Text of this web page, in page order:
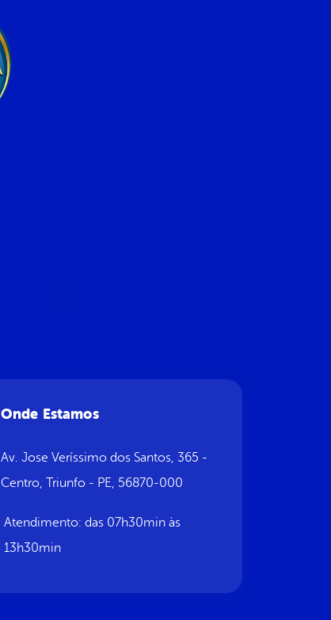
Onde Estamos
Av. Jose Veríssimo dos Santos, 365 -
Centro, Triunfo - PE, 56870-000
Atendimento: das 07h30min às
13h30min